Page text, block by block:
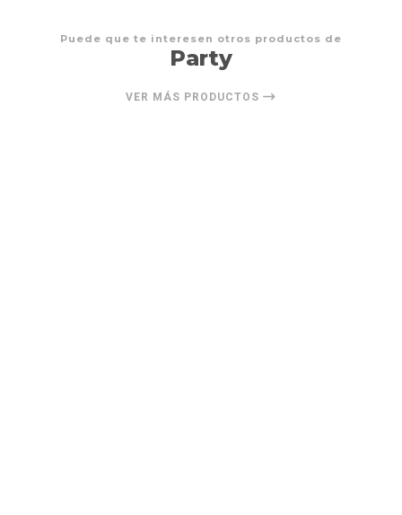
Puede que te interesen otros productos de
Party
VER MÁS PRODUCTOS